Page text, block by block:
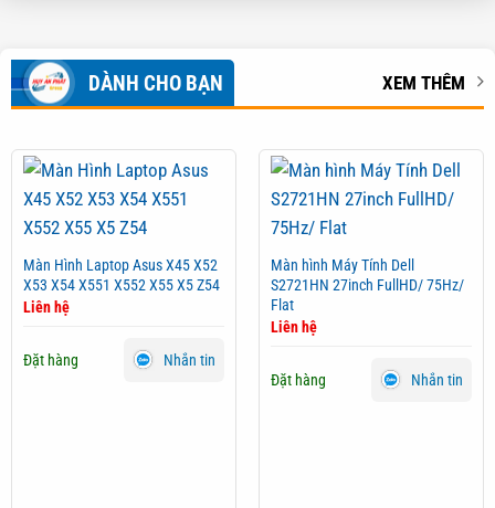
DÀNH CHO BẠN XEM THÊM
Màn Hình Laptop Asus X45 X52
X53 X54 X551 X552 X55 X5 Z54
Liên hệ
Đặt hàng Nhắn tin
Màn hình Máy Tính Dell
S2721HN 27inch FullHD/ 75Hz/
Flat
Liên hệ
Đặt hàng Nhắn tin